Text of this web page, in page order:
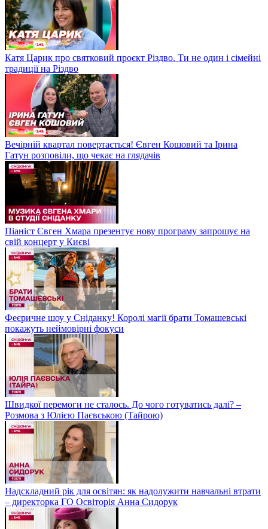
Катя Царик про святковий проєкт Різдво. Ти не один і сімейні
традиції на Різдво
Вечірній квартал повертається! Євген Кошовий та Ірина
Гатун розповіли, що чекає на глядачів
Піаніст Євген Хмара презентує нову програму запрошує на
свій концерт у Києві
Феєричне шоу у Сніданку! Королі магії брати Томашевські
покажуть неймовірні фокуси
Швидкої перемоги не сталось. До чого готуватись далі? –
Розмова з Юлією Паєвською (Тайрою)
Надскладний рік для освітян: як надолужити навчальні втрати
– директорка ГО Освіторія Анна Сидорук